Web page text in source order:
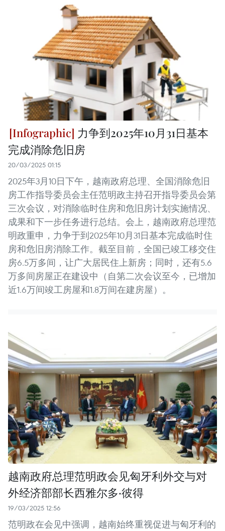
力争到2025年10月31日基本
完成消除危旧房
20/03/2025 01:15
2025年3月10日下午，越南政府总理、全国消除危旧
房工作指导委员会主任范明政主持召开指导委员会第
三次会议，对消除临时住房和危旧房计划实施情况、
成果和下一步任务进行总结。会上，越南政府总理范
明政重申，力争于到2025年10月31日基本完成临时住
房和危旧房消除工作。截至目前，全国已竣工移交住
房6.5万多间，让广大居民住上新房；同时，还有5.6
万多间房屋正在建设中（自第二次会议至今，已增加
近1.6万间竣工房屋和1.8万间在建房屋）。
越南政府总理范明政会见匈牙利外交与对
外经济部部长西雅尔多·彼得
19/03/2025 12:56
范明政在会见中强调，越南始终重视促进与匈牙利的